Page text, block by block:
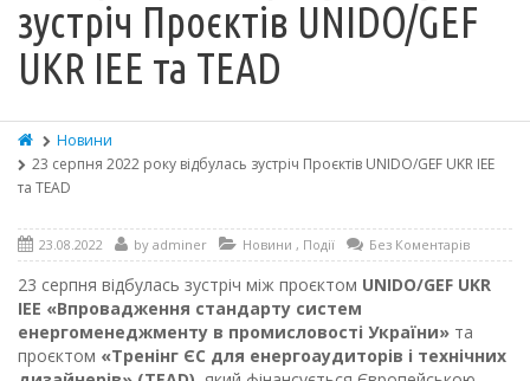
зустріч Проєктів UNIDO/GEF
UKR IEE та TEAD
Новини
23 серпня 2022 року відбулась зустріч Проєктів UNIDO/GEF UKR IEE
та TEAD
23.08.2022 by adminer Новини , Події Без Коментарів
23 серпня відбулась зустріч між проєктом UNIDO/GEF UKR
IEE «Впровадження стандарту систем
енергоменеджменту в промисловості України» та
проєктом «Тренінг ЄС для енергоаудиторів і технічних